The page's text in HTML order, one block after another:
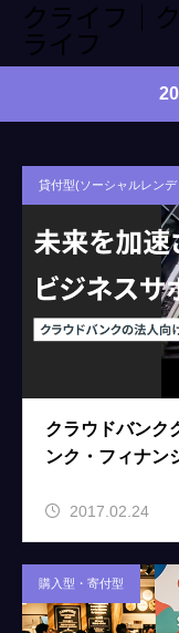
クライフ｜
ライフ
貸付型(ソーシャルレンデ
クラウドバンク
ンク・フィナン
2017.02.24
購入型・寄付型